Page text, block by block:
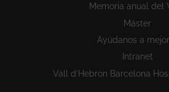
Memoria anual del
Máster
Ayúdanos a
Intranet
Vall d’Hebron Barcelona